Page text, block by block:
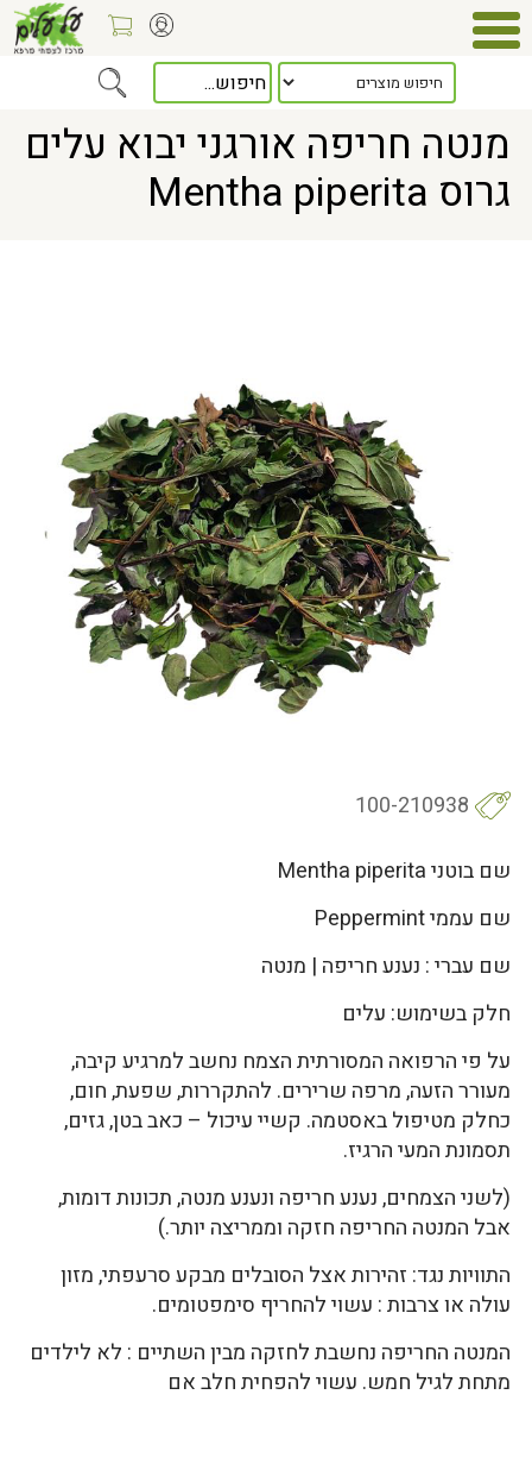
> מנטה חריפה אורגני יבוא עלים גרוס Mentha piperita
מנטה חריפה אורגני יבוא עלים
גרוס Mentha piperita
100-210938
שם בוטני Mentha piperita
שם עממי Peppermint
שם עברי : נענע חריפה | מנטה
חלק בשימוש: עלים
על פי הרפואה המסורתית הצמח נחשב למרגיע קיבה,
מעורר הזעה, מרפה שרירים. להתקררות, שפעת, חום,
כחלק מטיפול באסטמה. קשיי עיכול – כאב בטן, גזים,
תסמונת המעי הרגיז.
(לשני הצמחים, נענע חריפה ונענע מנטה, תכונות דומות,
אבל המנטה החריפה חזקה וממריצה יותר.)
התוויות נגד: זהירות אצל הסובלים מבקע סרעפתי, מזון
עולה או צרבות : עשוי להחריף סימפטומים.
המנטה החריפה נחשבת לחזקה מבין השתיים : לא לילדים
מתחת לגיל חמש. עשוי להפחית חלב אם